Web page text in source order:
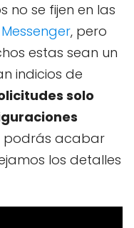
no se fijen en las
, pero
estas sean un
indicios de
solo
podrás acabar
los detalles